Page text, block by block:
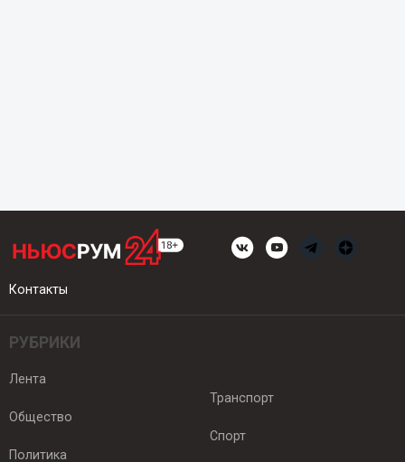
Контакты
РУБРИКИ
Лента
Общество
Политика
Транспорт
Спорт